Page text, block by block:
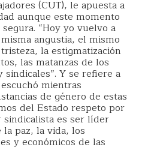
(CUT), le apuesta a
aunque este momento
“Hoy yo vuelvo a
angustia, el mismo
la estigmatización
las matanzas de los
Y se refiere a
mientras
de género de estas
del Estado respeto por
sindicalista es ser líder
paz, la vida, los
y económicos de las